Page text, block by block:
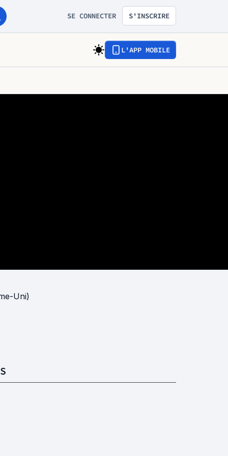
SE CONNECTER S'INSCRIRE
L'APP MOBILE
Uni)